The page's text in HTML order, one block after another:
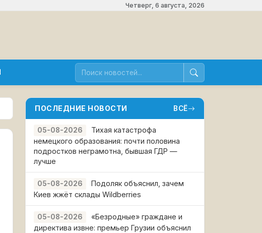
Четверг, 6 августа, 2026
ПОСЛЕДНИЕ НОВОСТИ ВСЁ
05-08-2026
Тихая катастрофа
немецкого образования: почти половина
подростков неграмотна, бывшая ГДР —
лучше
05-08-2026
Подоляк объяснил, зачем
Киев жжёт склады Wildberries
05-08-2026
«Безродные» граждане и
директива извне: премьер Грузии объяснил